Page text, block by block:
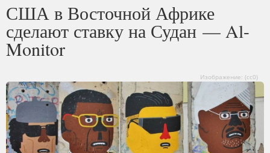
США в Восточной Африке
сделают ставку на Судан — Al-
Monitor
Изображение: (сс0)